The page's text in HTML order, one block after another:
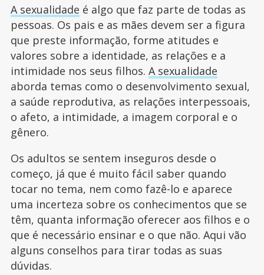
A sexualidade é algo que faz parte de todas as
pessoas. Os pais e as mães devem ser a figura
que preste informação, forme atitudes e
valores sobre a identidade, as relações e a
intimidade nos seus filhos. A sexualidade
aborda temas como o desenvolvimento sexual,
a saúde reprodutiva, as relações interpessoais,
o afeto, a intimidade, a imagem corporal e o
gênero.
Os adultos se sentem inseguros desde o
começo, já que é muito fácil saber quando
tocar no tema, nem como fazê-lo e aparece
uma incerteza sobre os conhecimentos que se
têm, quanta informação oferecer aos filhos e o
que é necessário ensinar e o que não. Aqui vão
alguns conselhos para tirar todas as suas
dúvidas.